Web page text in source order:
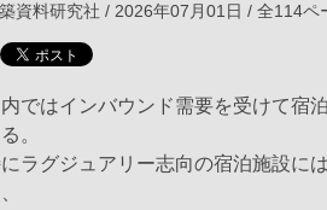
資料研究社 / 2026年07月01日 / 全114ペ
内ではインバウンド需要を受けて宿
。
ラグジュアリー志向の宿泊施設に